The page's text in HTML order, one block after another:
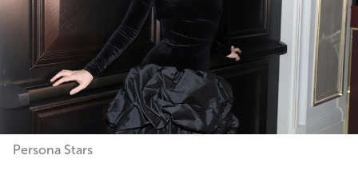
Persona Stars